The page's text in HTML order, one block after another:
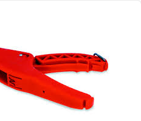
تماس با ما